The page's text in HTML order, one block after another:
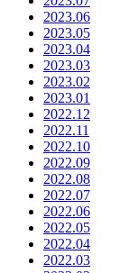
2023.06
2023.05
2023.04
2023.03
2023.02
2023.01
2022.12
2022.11
2022.10
2022.09
2022.08
2022.07
2022.06
2022.05
2022.04
2022.03